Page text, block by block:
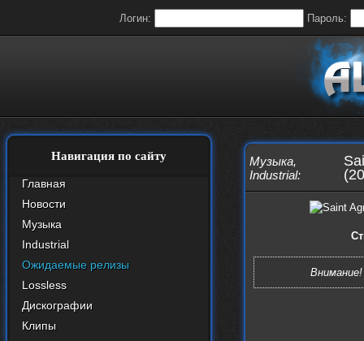
Логин: Пароль:
Навигация по сайту
Главная
Новости
Музыка
Industrial
Ожидаемые релизы
Lossless
Дискографии
Клипы
Музыка,
Industrial: